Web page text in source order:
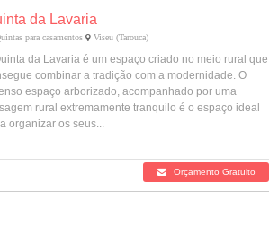
da Lavaria
para casamentos Viseu (Tarouca)
da Lavaria é um espaço criado no meio rural que
combinar a tradição com a modernidade. O
espaço arborizado, acompanhado por uma
rural extremamente tranquilo é o espaço ideal
organizar os seus...
Orçamento Gratuito